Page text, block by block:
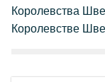
Королевства
Королевстве